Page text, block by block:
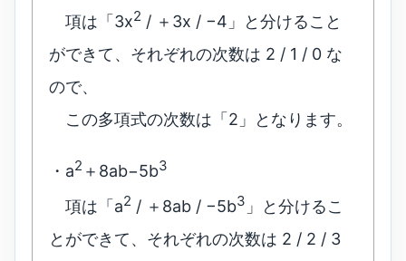
項は「3x2 / ＋3x / −4」と分けること
ができて、それぞれの次数は 2 / 1 / 0 な
ので、
この多項式の次数は「2」となります。
・a2 ＋8ab−5b3
項は「a2 / ＋8ab / −5b3 」と分けるこ
とができて、それぞれの次数は 2 / 2 / 3